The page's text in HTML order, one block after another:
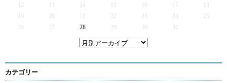
12
13 14 15 16 17
19
20 21 22 23 24
25
26
27 28 29 30 31
カテゴリー